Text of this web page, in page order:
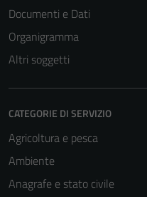
Documenti e Dati
Organigramma
Altri soggetti
CATEGORIE DI SERVIZIO
Agricoltura e pesca
Ambiente
Anagrafe e stato civile